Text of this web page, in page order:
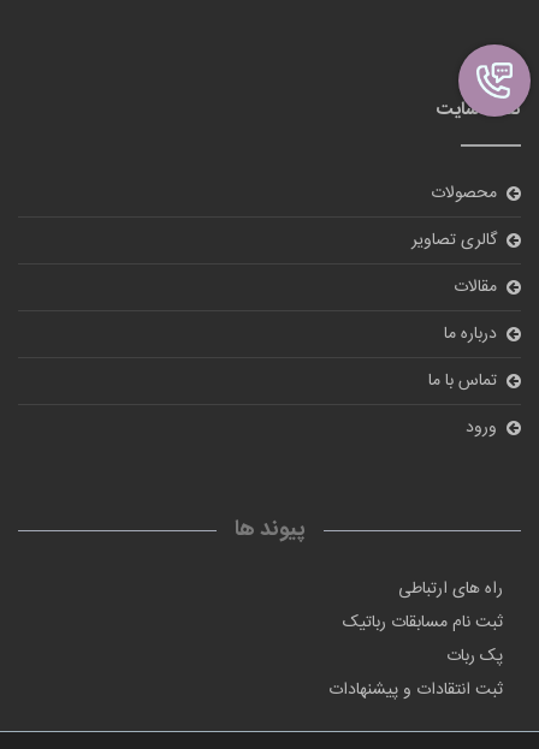
نقشه سایت
محصولات
گالری تصاویر
مقالات
درباره ما
تماس با ما
ورود
پیوند ها
راه های ارتباطی
ثبت نام مسابقات رباتیک
پک ربات
ثبت انتقادات و پیشنهادات